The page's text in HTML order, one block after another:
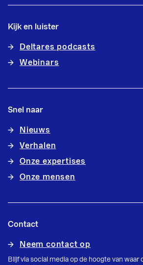
Kijk en luister
Deltares podcasts
Webinars
Snel naar
Nieuws
Verhalen
Onze expertises
Onze mensen
Contact
Neem contact op
Blijf via social media op de hoogte van waar